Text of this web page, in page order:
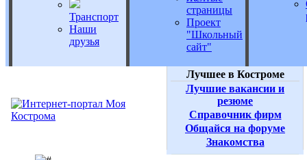
Транспорт
Наши
друзья
страницы
Проект
"Школьный
сайт"
Лучшее в Костроме
Лучшие вакансии и
резюме
Справочник фирм
Общайся на форуме
Знакомства